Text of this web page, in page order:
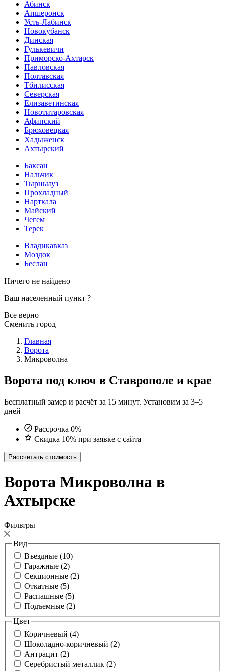
Абинск
Апшеронск
Усть-Лабинск
Новокубанск
Динская
Гулькевичи
Приморско-Ахтарск
Павловская
Полтавская
Тбилисская
Северская
Елизаветинская
Новотитаровская
Афипский
Брюховецкая
Хадыженск
Ахтырский
Баксан
Нальчик
Тырныауз
Прохладный
Нарткала
Майский
Чегем
Терек
Владикавказ
Моздок
Беслан
Ничего не найдено
Ваш населенный пункт ?
Все верно
Сменить город
Главная
Ворота
Микроволна
Ворота под ключ в Ставрополе и крае
Бесплатный замер и расчёт за 15 минут. Установим за 3–5
дней
Рассрочка 0%
Скидка 10% при заявке с сайта
Рассчитать стоимость
Ворота Микроволна в
Ахтырске
Фильтры
Вид
Въездные (10)
Гаражные (2)
Секционные (2)
Откатные (5)
Распашные (5)
Подъемные (2)
Цвет
Коричневый (4)
Шоколадно-коричневый (2)
Антрацит (2)
Серебристый металлик (2)